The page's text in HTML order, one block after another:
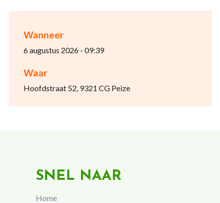
Wanneer
6 augustus 2026 - 09:39
Waar
Hoofdstraat 52, 9321 CG Peize
SNEL NAAR
Home